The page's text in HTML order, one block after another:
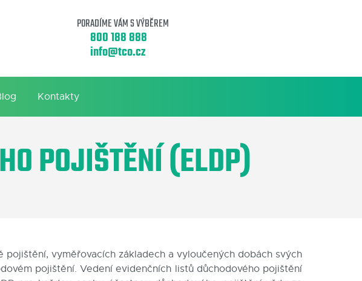
PORADÍME VÁM S VÝBĚREM
800 188 888
info@tco.cz
Kontakty
POJIŠTĚNÍ (ELDP)
vyměřovacích základech a vyloučených dobách svých
pojištění. Vedení evidenčních listů důchodového pojištění